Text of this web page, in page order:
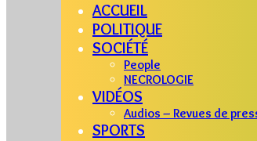
ACCUEIL
POLITIQUE
SOCIÉTÉ
People
NECROLOGIE
VIDÉOS
Audios – Revues de
SPORTS